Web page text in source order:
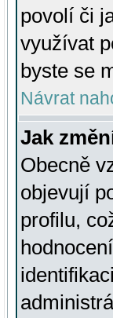
povolí či
využívat
byste se
Návrat
Jak
Obecně
objevují
profilu,